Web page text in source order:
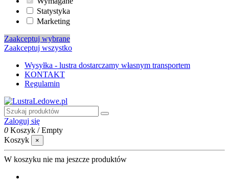
Statystyka
Marketing
Zaakceptuj wybrane
Zaakceptuj wszystko
Wysyłka - lustra dostarczamy własnym transportem
KONTAKT
Regulamin
Zaloguj się
0 Koszyk /Empty
Koszyk
×
W koszyku nie ma jeszcze produktów